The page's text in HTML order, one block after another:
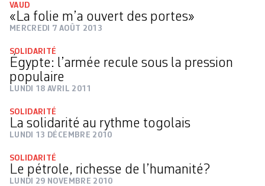
VAUD
«La folie m’a ouvert des portes»
MERCREDI 7 AOÛT 2013
SOLIDARITÉ
Égypte: l’armée recule sous la pression
populaire
LUNDI 18 AVRIL 2011
SOLIDARITÉ
La solidarité au rythme togolais
LUNDI 13 DÉCEMBRE 2010
SOLIDARITÉ
Le pétrole, richesse de l’humanité?
LUNDI 29 NOVEMBRE 2010